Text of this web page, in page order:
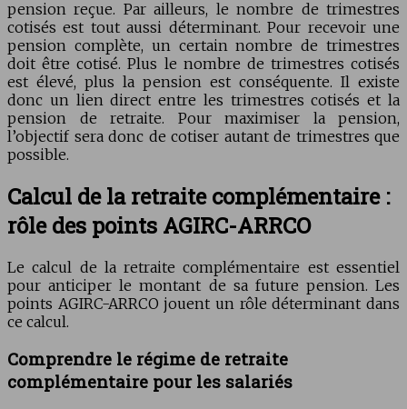
pension reçue. Par ailleurs, le nombre de trimestres
cotisés est tout aussi déterminant. Pour recevoir une
pension complète, un certain nombre de trimestres
doit être cotisé. Plus le nombre de trimestres cotisés
est élevé, plus la pension est conséquente. Il existe
donc un lien direct entre les trimestres cotisés et la
pension de retraite. Pour maximiser la pension,
l’objectif sera donc de cotiser autant de trimestres que
possible.
Calcul de la retraite complémentaire :
rôle des points AGIRC-ARRCO
Le calcul de la retraite complémentaire est essentiel
pour anticiper le montant de sa future pension. Les
points AGIRC-ARRCO jouent un rôle déterminant dans
ce calcul.
Comprendre le régime de retraite
complémentaire pour les salariés